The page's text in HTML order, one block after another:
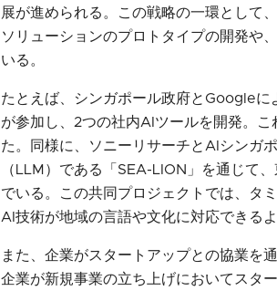
展が進められる。​この戦略の一環として
ソリューションのプロトタイプの開発や
いる。
たとえば、シンガポール政府とGoogle
が参加し、2つの社内AIツールを開発。
た。同様に、ソニーリサーチとAIシンガ
（LLM）である「SEA-LION」を通じて
でいる。この共同プロジェクトでは、タ
AI技術が地域の言語や文化に対応できる
また、企業がスタートアップとの協業を
企業が新規事業の立ち上げにおいてスタ